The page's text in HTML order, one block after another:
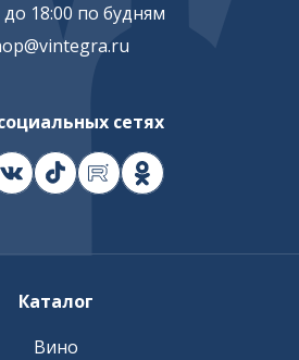
до 18:00 по будням
сетях
Каталог
Вино